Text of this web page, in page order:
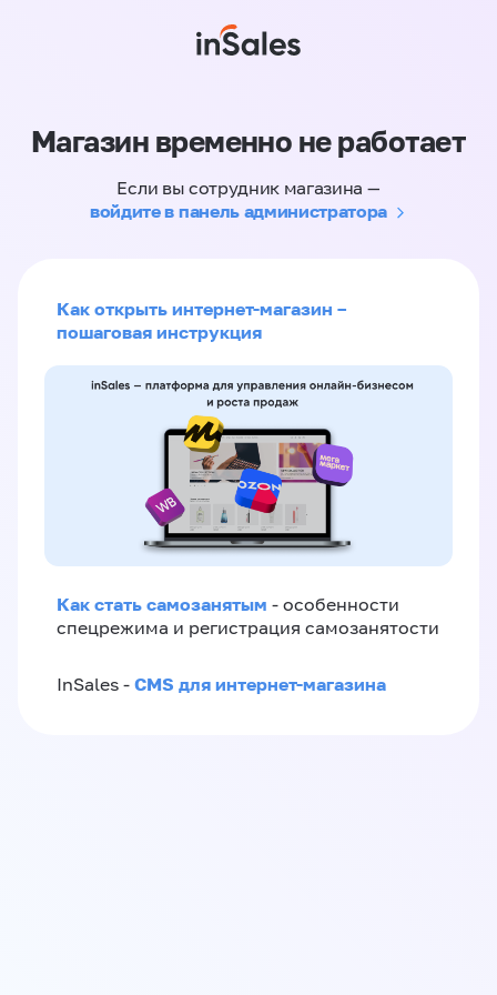
Магазин временно не работает
Если вы сотрудник магазина —
войдите в панель администратора
Как открыть интернет-магазин –
пошаговая инструкция
Как стать самозанятым - особенности
спецрежима и регистрация самозанятости
InSales - CMS для интернет-магазина